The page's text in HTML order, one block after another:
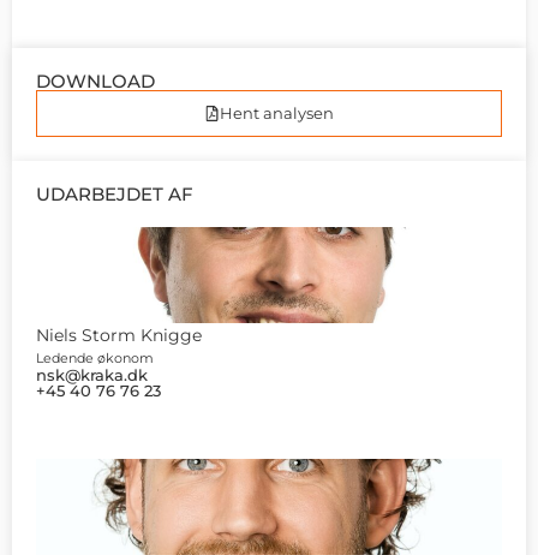
DOWNLOAD
Hent analysen
UDARBEJDET AF
Niels Storm Knigge
Ledende økonom
nsk@kraka.dk
+45 40 76 76 23